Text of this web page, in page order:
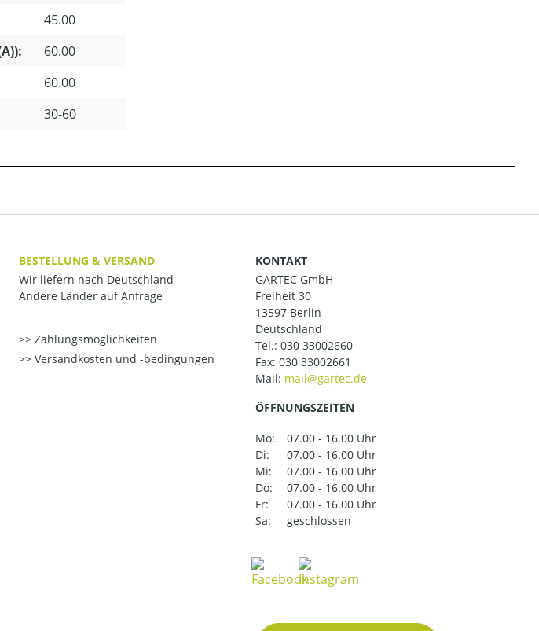
45.00
60.00
60.00
30-60
BESTELLUNG & VERSAND
Wir liefern nach Deutschland
Andere Länder auf Anfrage
Zahlungsmöglichkeiten
Versandkosten und -bedingungen
KONTAKT
GARTEC GmbH
Freiheit 30
13597 Berlin
Deutschland
Tel.: 030 33002660
Fax: 030 33002661
Mail:
ÖFFNUNGSZEITEN
Mo:
07.00 - 16.00 Uhr
Di:
07.00 - 16.00 Uhr
Mi:
07.00 - 16.00 Uhr
Do:
07.00 - 16.00 Uhr
Fr:
07.00 - 16.00 Uhr
Sa:
geschlossen